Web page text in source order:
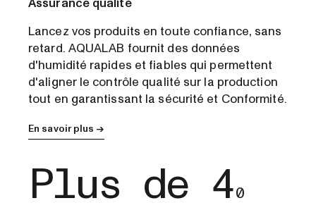
Lancez vos produits en toute confiance, sans
retard. AQUALAB fournit des données
d'humidité rapides et fiables qui permettent
d'aligner le contrôle qualité sur la production
tout en garantissant la sécurité et Conformité.
En savoir plus →
Plus de 40